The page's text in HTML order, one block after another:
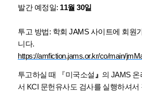
발간 예정일: 11월 30일
투고 방법: 학회 JAMS 사이트에 회원
니다.
https://amfiction.jams.or.kr/co/main/
투고하실 때 『미국소설 』 의 JAMS 온
서 KCI 문헌유사도 검사를 실행하셔서